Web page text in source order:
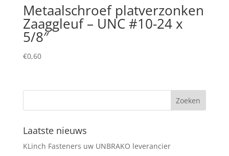
Metaalschroef platverzonken
Zaaggleuf – UNC #10-24 x
5/8″
€0,60
Laatste nieuws
KLinch Fasteners uw UNBRAKO leverancier